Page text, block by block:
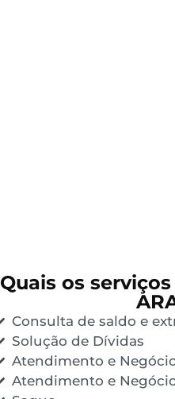
Quais os
Consulta de saldo e
Solução de Dívidas
Atendimento e
Atendimento e